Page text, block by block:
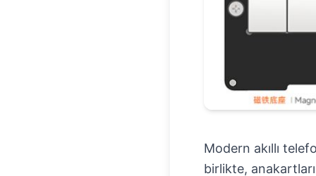
Modern akıllı
birlikte,